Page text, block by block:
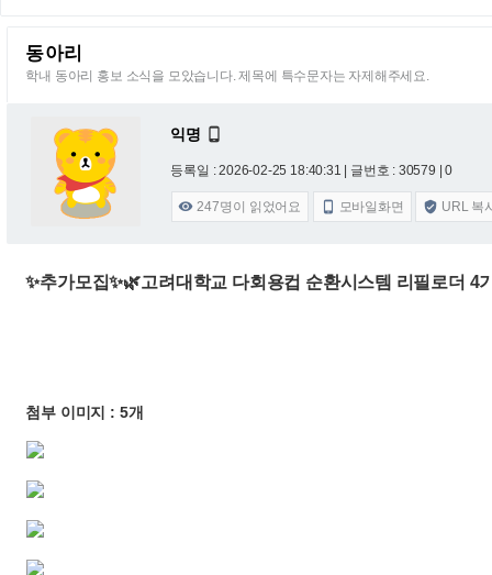
동아리
학내 동아리 홍보 소식을 모았습니다. 제목에 특수문자는 자제해주세요.
익명 
등록일 : 2026-02-25 18:40:31 | 글번호 : 30579 | 0
 247명이 읽었어요  모바일화면  URL 복
✨추가모집✨🌿고려대학교 다회용컵 순환시스템 리필로더 4
첨부 이미지 : 5개